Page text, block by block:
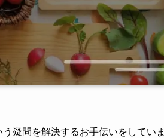
疑問を解決するお手伝いをしていま